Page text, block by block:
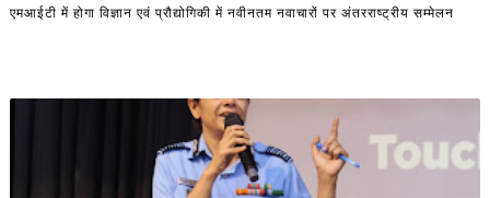
एमआईटी में होगा विज्ञान एवं प्रौद्योगिकी में नवीनतम नवाचारों पर अंतरराष्ट्रीय सम्मेलन